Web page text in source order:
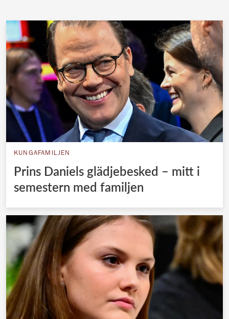
KUNGAFAMILJEN
Prins Daniels glädjebesked – mitt i
semestern med familjen